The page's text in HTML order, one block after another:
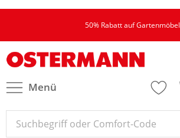
50% Rabatt auf Gartenmöbel
Menü